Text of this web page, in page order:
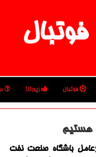
فوتبال
فوتبال رپورتاژ
هستیم
باشگاه صنعت نفت